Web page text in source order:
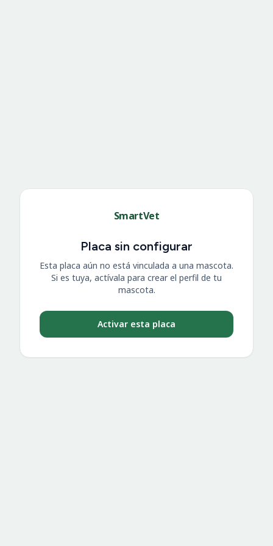
SmartVet
Placa sin configurar
Esta placa aún no está vinculada a una mascota.
Si es tuya, actívala para crear el perfil de tu
mascota.
Activar esta placa